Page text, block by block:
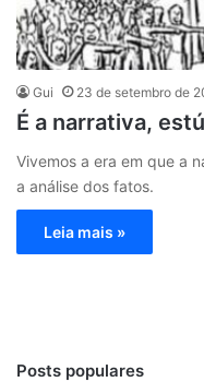
Gui 23 de setembro de
É a narrativa,
Vivemos a era em que a
a análise dos fatos.
Leia mais »
Posts populares